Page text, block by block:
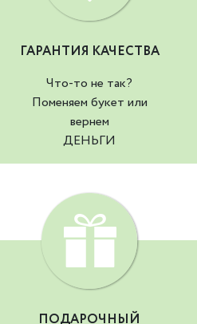
ГАРАНТИЯ КАЧЕСТВА
Что-то не так?
Поменяем букет или
вернем
ДЕНЬГИ
ПОДАРОЧНЫЙ